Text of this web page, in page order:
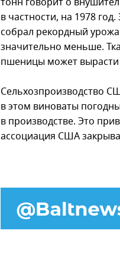
в частности, на 1978
собрал рекордный
значительно меньше.
пшеницы может вырасти
Сельхозпроизводство
в этом виноваты
в производстве. Это
ассоциация США